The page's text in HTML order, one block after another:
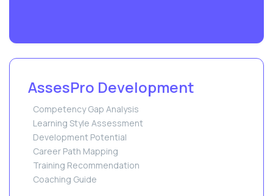
AssesPro Development
Competency Gap Analysis
Learning Style Assessment
Development Potential
Career Path Mapping
Training Recommendation
Coaching Guide